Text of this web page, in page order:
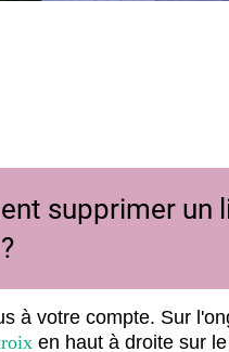
supprimer un
à votre compte. Sur
en haut à droite sur